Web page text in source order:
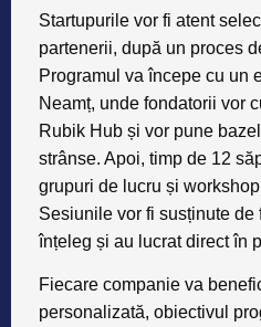
Startupurile vor fi atent
partenerii, după un proces
Programul va începe cu un
Neamț, unde fondatorii vor
Rubik Hub și vor pune
strânse. Apoi, timp de 12
grupuri de lucru și
Sesiunile vor fi susținute
înțeleg și au lucrat direct în
Fiecare companie va
personalizată, obiectivul